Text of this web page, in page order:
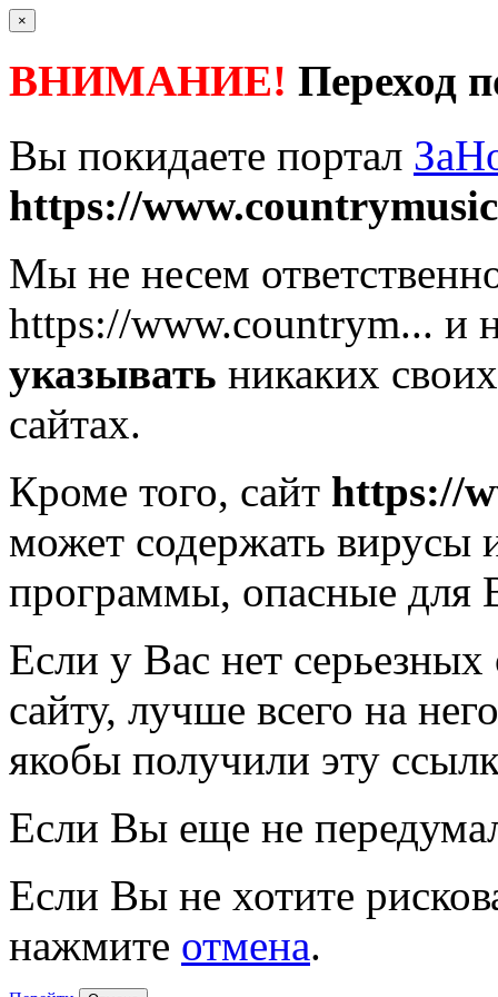
×
ВНИМАНИЕ! Переход
Вы покидаете портал
https://
Мы не несем
https://www.countrym... и
указывать никаких
сайтах.
Кроме того, сайт https://
может содержать вирусы
программы, опасные для
Если у Вас нет
сайту, лучше всего на
якобы получили эту
Если Вы еще не
Если Вы не хотите
нажмите отмена.